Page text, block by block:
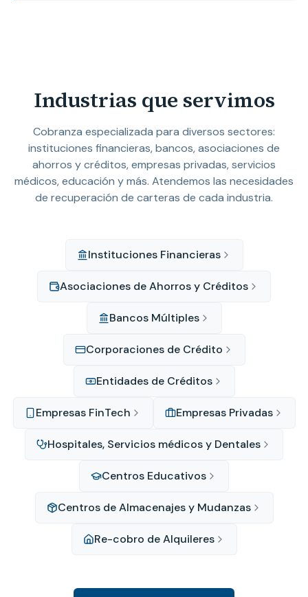
Industrias que servimos
Cobranza especializada para diversos sectores:
instituciones financieras, bancos, asociaciones de
ahorros y créditos, empresas privadas, servicios
médicos, educación y más. Atendemos las necesidades
de recuperación de carteras de cada industria.
Instituciones Financieras
Asociaciones de Ahorros y Créditos
Bancos Múltiples
Corporaciones de Crédito
Entidades de Créditos
Empresas FinTech Empresas Privadas
Hospitales, Servicios médicos y Dentales
Centros Educativos
Centros de Almacenajes y Mudanzas
Re-cobro de Alquileres